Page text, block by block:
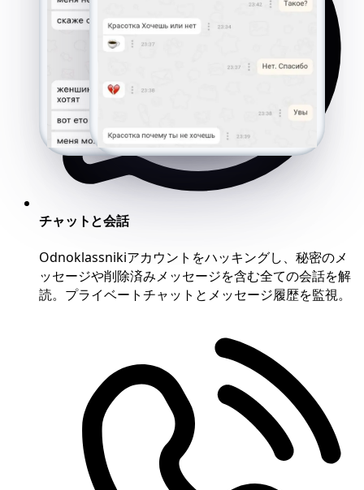
チャットと会話
Odnoklassnikiアカウントをハッキングし、秘密のメ
ッセージや削除済みメッセージを含む全ての会話を解
読。プライベートチャットとメッセージ履歴を監視。